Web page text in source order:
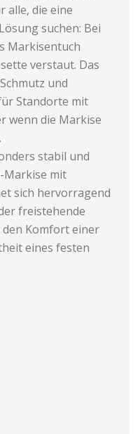
alle, die eine
suchen: Bei
Markisentuch
verstaut. Das
und
Standorte mit
wenn die Markise
stabil und
Markise mit
sich hervorragend
freistehende
den Komfort einer
eines festen